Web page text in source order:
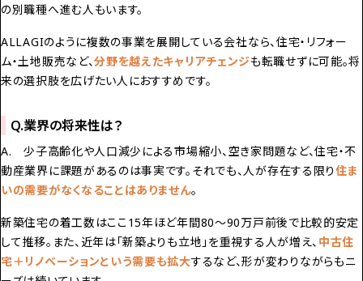
の別職種へ進む人もいます。
ALLAGIのように複数の事業を展開している会社なら、住宅・リフォー
ム・土地販売など、分野を越えたキャリアチェンジも転職せずに可能。将
来の選択肢を広げたい人におすすめです。
Q.業界の将来性は？
A. 少子高齢化や人口減少による市場縮小、空き家問題など、住宅・不
動産業界に課題があるのは事実です。それでも、人が存在する限り住ま
いの需要がなくなることはありません。
新築住宅の着工数はここ15年ほど年間80〜90万戸前後で比較的安定
して推移。また、近年は「新築よりも立地」を重視する人が増え、 中古住
宅＋リノベーションという需要も拡大するなど、形が変わりながらもニ